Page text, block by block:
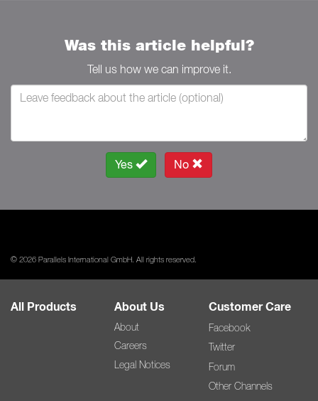
Was this article helpful?
Tell us how we can improve it.
Yes No
© 2026 Parallels International GmbH. All rights reserved.
All Products About Us
About
Careers
Legal Notices
Customer Care
Facebook
Twitter
Forum
Other Channels